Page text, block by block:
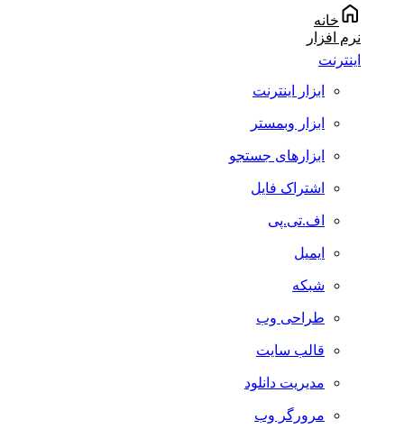
خانه
نرم افزار
اینترنت
ابزار اینترنت
ابزار وبمستر
ابزارهای جستجو
اشتراک فایل
اف.تی.پی
ایمیل
شبکه
طراحی وب
قالب سایت
مدیریت دانلود
مرورگر وب